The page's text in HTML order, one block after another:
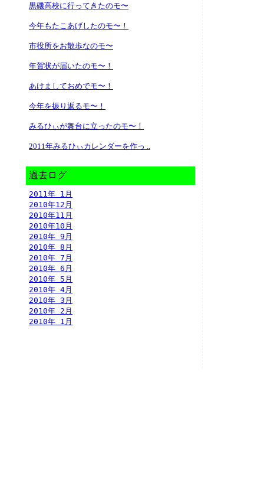
黒磯高校に行ってきたのモ〜
今年もたこあげしたのモ〜！
市役所をお散歩なのモ〜
年賀状が届いたのモ〜！
あけましておめでモ〜！
今年を振り返るモ〜！
みるひぃが舞台に立ったのモ〜！
2011年みるひぃカレンダーを作っ ..
過去ログ
2011年 1月
2010年12月
2010年11月
2010年10月
2010年 9月
2010年 8月
2010年 7月
2010年 6月
2010年 5月
2010年 4月
2010年 3月
2010年 2月
2010年 1月